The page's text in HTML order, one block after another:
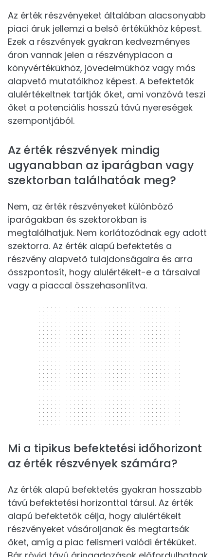
Az érték részvényeket általában alacsonyabb
piaci áruk jellemzi a belső értékükhöz képest.
Ezek a részvények gyakran kedvezményes
áron vannak jelen a részvénypiacon a
könyvértékükhöz, jövedelmükhöz vagy más
alapvető mutatóikhoz képest. A befektetők
alulértékeltnek tartják őket, ami vonzóvá teszi
őket a potenciális hosszú távú nyereségek
szempontjából.
Az érték részvények mindig
ugyanabban az iparágban vagy
szektorban találhatóak meg?
Nem, az érték részvényeket különböző
iparágakban és szektorokban is
megtalálhatjuk. Nem korlátozódnak egy adott
szektorra. Az érték alapú befektetés a
részvény alapvető tulajdonságaira és arra
összpontosít, hogy alulértékelt-e a társaival
vagy a piaccal összehasonlítva.
300 x 250
Mi a tipikus befektetési időhorizont
az érték részvények számára?
Az érték alapú befektetés gyakran hosszabb
távú befektetési horizonttal társul. Az érték
alapú befektetők célja, hogy alulértékelt
részvényeket vásároljanak és megtartsák
őket, amíg a piac felismeri valódi értéküket.